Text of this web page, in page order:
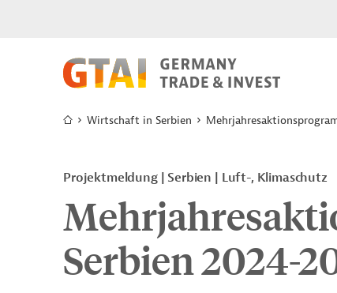
Wirtschaft in Serbien
Projektmeldung Serbien Luft-, Klimaschutz
Serbien 2024-